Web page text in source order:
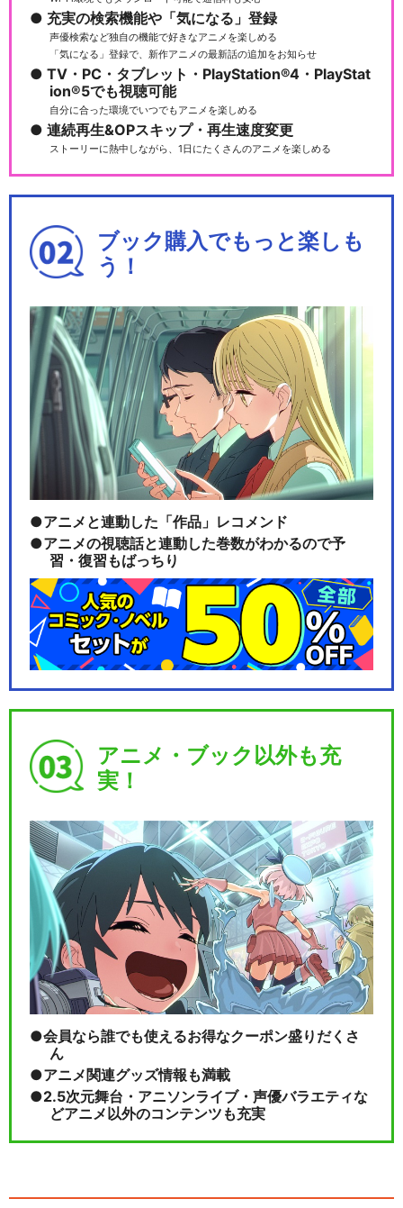
充実の検索機能や「気になる」登録
声優検索など独自の機能で好きなアニメを楽しめる
「気になる」登録で、新作アニメの最新話の追加をお知らせ
TV・PC・タブレット・PlayStation®4・PlayStat
ion®5でも視聴可能
自分に合った環境でいつでもアニメを楽しめる
連続再生&OPスキップ・再生速度変更
ストーリーに熱中しながら、1日にたくさんのアニメを楽しめる
ブック購入でもっと楽しも
う！
アニメと連動した「作品」レコメンド
アニメの視聴話と連動した巻数がわかるので予
習・復習もばっちり
アニメ・ブック以外も充
実！
会員なら誰でも使えるお得なクーポン盛りだくさ
ん
アニメ関連グッズ情報も満載
2.5次元舞台・アニソンライブ・声優バラエティな
どアニメ以外のコンテンツも充実